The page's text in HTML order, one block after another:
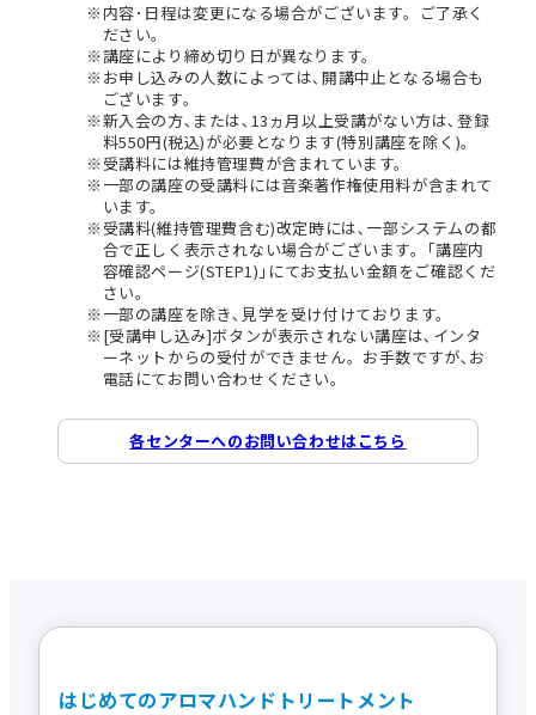
内容･日程は変更になる場合がございます。ご了承く
ださい。
講座により締め切り日が異なります。
お申し込みの人数によっては､開講中止となる場合も
ございます。
新入会の方､または､13ヵ月以上受講がない方は､登録
料550円(税込)が必要となります(特別講座を除く)。
受講料には維持管理費が含まれています。
一部の講座の受講料には音楽著作権使用料が含まれて
います。
受講料(維持管理費含む)改定時には､一部システムの都
合で正しく表示されない場合がございます。｢講座内
容確認ページ(STEP1)｣にてお支払い金額をご確認くだ
さい。
一部の講座を除き､見学を受け付けております。
[受講申し込み]ボタンが表示されない講座は､インタ
ーネットからの受付ができません。お手数ですが､お
電話にてお問い合わせください。
各センターへのお問い合わせはこちら
はじめてのアロマハンドトリートメント